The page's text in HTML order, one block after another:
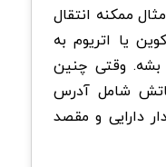
ممکنه انتقال
کوین یا اتریوم به
وقتی چنین
شامل آدرس
دارایی و مقصد